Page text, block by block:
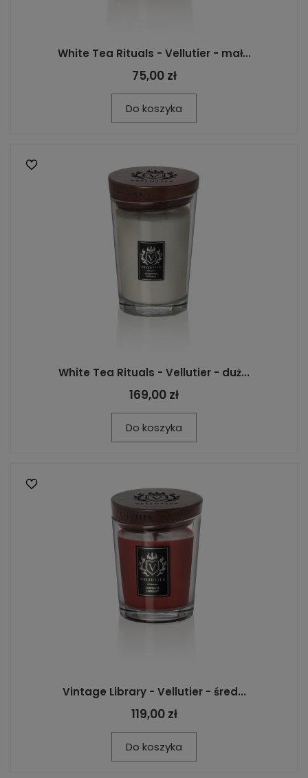
White Tea Rituals - Vellutier - mał...
75,00 zł
Do koszyka
White Tea Rituals - Vellutier - duż...
169,00 zł
Do koszyka
Vintage Library - Vellutier - śred...
119,00 zł
Do koszyka